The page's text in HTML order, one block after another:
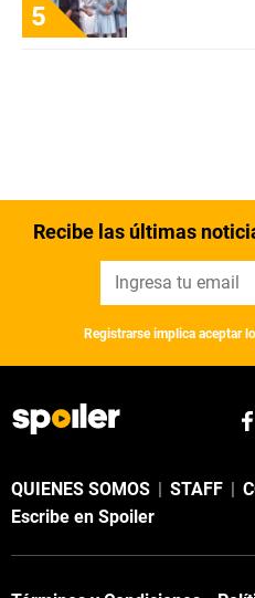
5
Recibe las últimas
Registrarse implica aceptar
QUIENES SOMOS | STAFF |
Escribe en Spoiler